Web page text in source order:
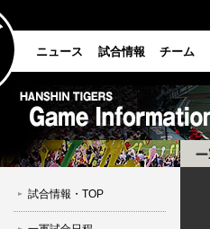
ニュース 試合情報 チーム
試合情報・TOP